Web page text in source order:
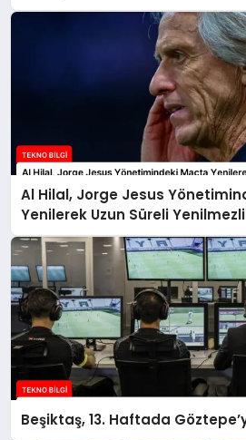
Al Hilal, Jorge Jesus
Yenilerek Uzun Süreli
Sonlandırdı
Beşiktaş, 13. Haftada